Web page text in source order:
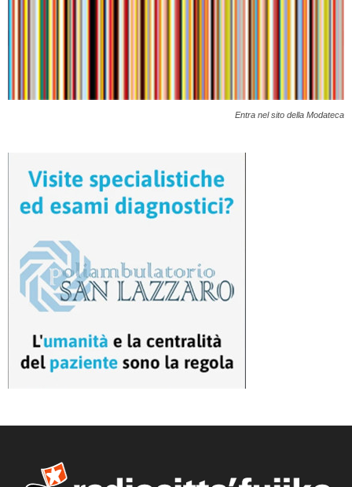
Entra nel sito della Modateca